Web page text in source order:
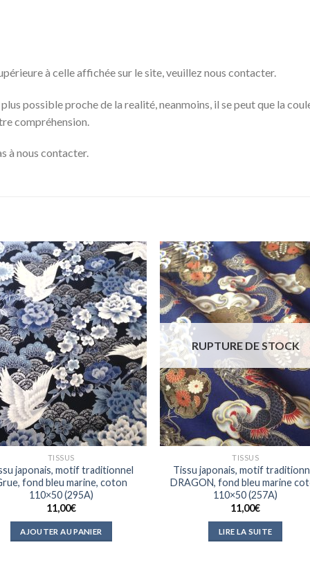
à celle affichée sur le site, veuillez nous contacter.
possible proche de la realité, neanmoins, il se peut que la
compréhension.
à nous contacter.
Ajouter
à la liste
d'envies
TISSUS
japonais, motif traditionnel
fond bleu marine, coton
110×50 (295A)
11,00€
AJOUTER AU PANIER
à la
RUPTURE DE STOCK
TISSUS
Tissu japonais, motif
DRAGON, fond bleu marine
110×50 (257A)
11,00€
LIRE LA SUITE